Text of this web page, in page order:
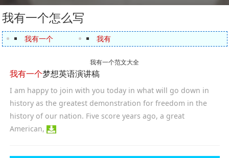
我有一个怎么写
我有一个 我有
我有一个范文大全
我有一个梦想英语演讲稿
I am happy to join with you today in what will go down in
history as the greatest demonstration for freedom in the
history of our nation. Five score years ago, a great
American,